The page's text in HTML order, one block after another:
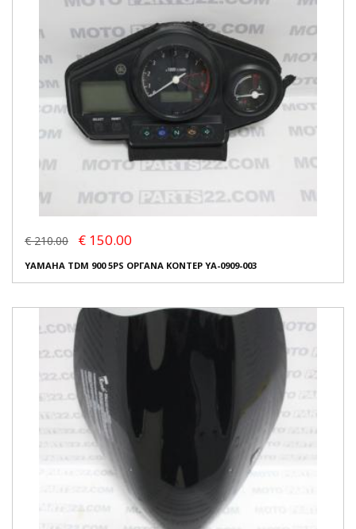
€ 210.00 € 150.00
YAMAHA TDM 900 5PS ΟΡΓΑΝΑ ΚΟΝΤΕΡ YA-0909-003